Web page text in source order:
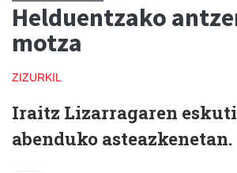
Helduentzako
motza
ZIZURKIL
Iraitz Lizarragaren
abenduko asteazkenetan.